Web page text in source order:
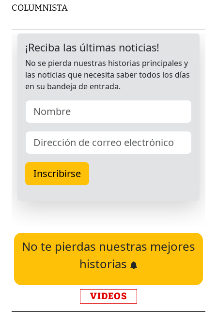
COLUMNISTA
No te pierdas nuestras mejores
historias
VIDEOS